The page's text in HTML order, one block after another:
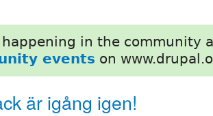
happening in the community
events on
är igång igen!